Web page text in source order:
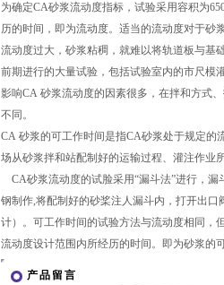
为确定CA砂浆流动度指标，试验采用容积为
历的时间，即为流动度。适当的流动度对于砂
流动度过大，砂浆粘稠，就难以将轨道板与基
前期进行的大量试验，包括试验室内的市尺模
影响CA 砂浆流动度的因素很多，在拌和方式
不同。
CA 砂浆的可工作时间是指CA砂浆处于规定的
场从砂浆拌和站配制好的运输过程、灌注作业
CA砂浆流动度的试脸采用“漏斗法”进行，漏
钢制作,将配制好的砂桨注人漏斗内，打开出
计）。可工作时间的试验方法与流动度相同，
流动度设计范围内所经历的时间。即为砂浆的
产品留言